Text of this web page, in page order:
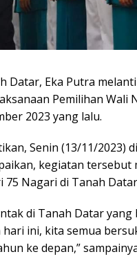
Datar, Eka Putra
Pemilihan Wali
2023 yang lalu.
Senin (13/11/2023)
kegiatan tersebut
75 Nagari di Tanah
di Tanah Datar yang
ini, kita semua
ke depan,”